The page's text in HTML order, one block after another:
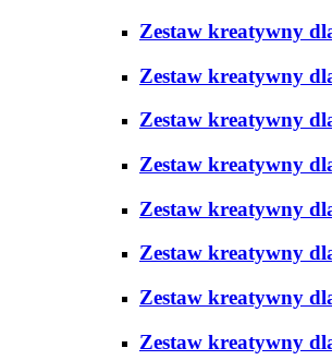
Zestaw kreatywny
Zestaw kreatywny
Zestaw kreatywny
Zestaw kreatywny
Zestaw kreatywny
Zestaw kreatywny
Zestaw kreatywny
Zestaw kreatywny